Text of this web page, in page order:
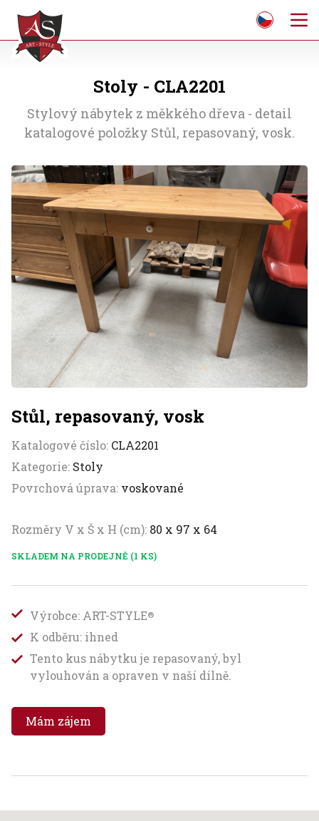
Stoly - CLA2201
Stylový nábytek z měkkého dřeva - detail
katalogové položky Stůl, repasovaný, vosk.
Stůl, repasovaný, vosk
Katalogové číslo: CLA2201
Kategorie: Stoly
Povrchová úprava: voskované
Rozměry V x Š x H (cm): 80 x 97 x 64
SKLADEM NA PRODEJNĚ (1 KS)
Výrobce: ART-STYLE®
K odběru: ihned
Tento kus nábytku je repasovaný, byl
vylouhován a opraven v naší dílně.
Mám zájem